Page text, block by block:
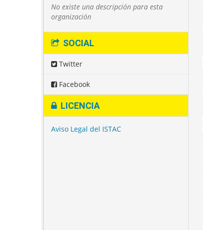
No existe una descripción para esta
organización
SOCIAL
Twitter
Facebook
LICENCIA
Aviso Legal del ISTAC